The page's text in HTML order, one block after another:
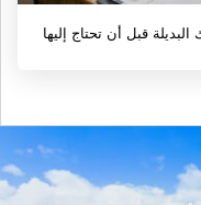
قبل أن تحتاج إليها